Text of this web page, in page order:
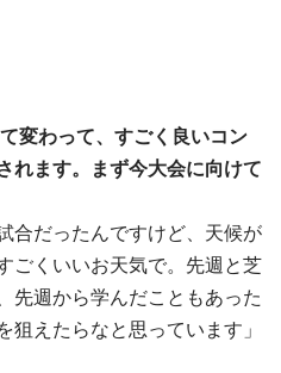
変わって、すごく良いコン
れます。まず今大会に向けて
合だったんですけど、天候が
ごくいいお天気で。先週と芝
先週から学んだこともあった
狙えたらなと思っています」